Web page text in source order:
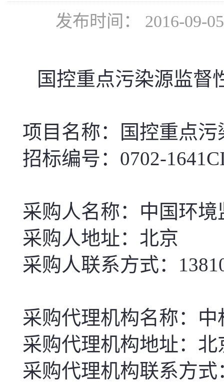
发布时间： 2016-09-
国控重点污染源监督
项目名称：国控重点
招标编号： 0702-
采购人名称：中国环境
采购人地址：北京
采购人联系方式：
采购代理机构名称：
采购代理机构地址：
采购代理机构联系方式